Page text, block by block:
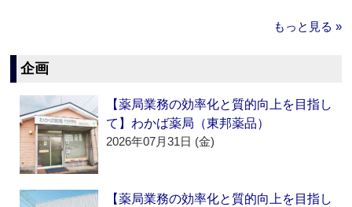
もっと見る »
企画
【薬局業務の効率化と質的向上を目指し
て】わかば薬局（東邦薬品）
2026年07月31日 (金)
【薬局業務の効率化と質的向上を目指し